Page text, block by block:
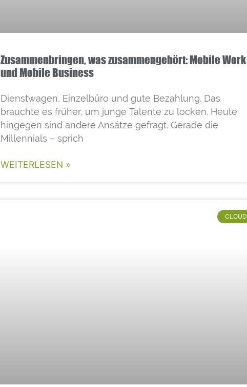
Zusammenbringen, was zusammengehört: Mobile Work
und Mobile Business
Dienstwagen, Einzelbüro und gute Bezahlung. Das
brauchte es früher, um junge Talente zu locken. Heute
hingegen sind andere Ansätze gefragt. Gerade die
Millennials – sprich
WEITERLESEN »
CLOUD